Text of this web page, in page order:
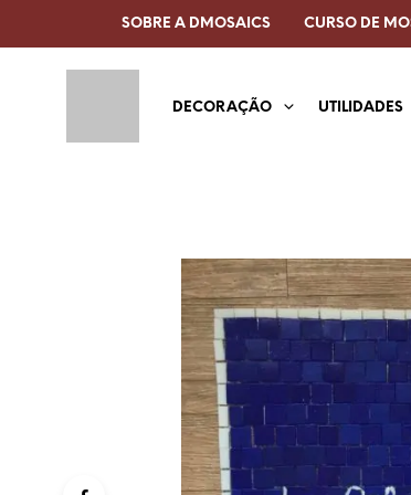
SOBRE A DMOSAICS CURSO DE
DECORAÇÃO UTILIDADES